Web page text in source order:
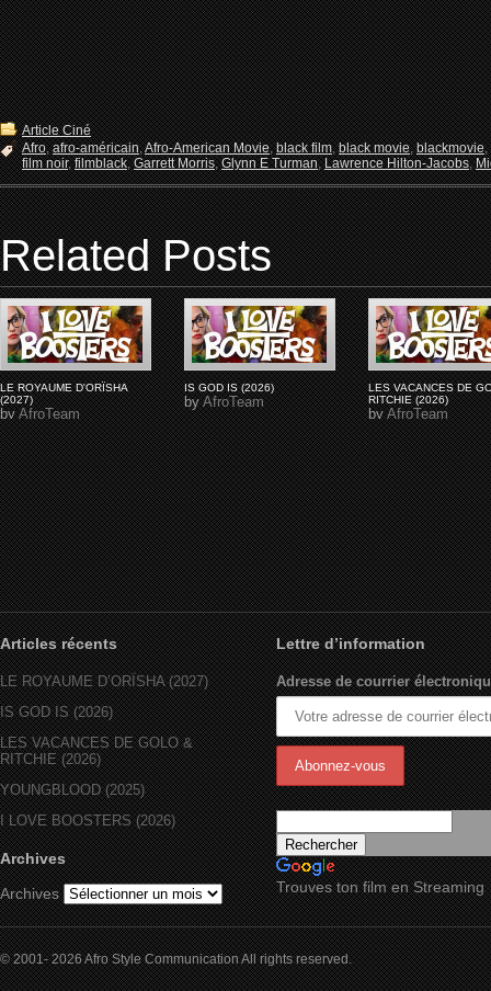
Article Ciné
Afro,afro-américain,Afro-American Movie,black film,black movie,blackmovie,
film noir,filmblack,Garrett Morris,Glynn E Turman,Lawrence Hilton-Jacobs,
Related Posts
LE ROYAUME D'ORÏSHA
(2027)
byAfroTeam
IS GOD IS (2026)
byAfroTeam
LES VACANCES DE
RITCHIE (2026)
byAfroTeam
Articles récents
LE ROYAUME D’ORÏSHA (2027)
IS GOD IS (2026)
LES VACANCES DE GOLO &
RITCHIE (2026)
YOUNGBLOOD (2025)
I LOVE BOOSTERS (2026)
Archives
Archives
Lettre d’information
Adresse de courrier
Trouves ton film en Streaming
© 2001- 2026 Afro Style Communication All rights reserved.